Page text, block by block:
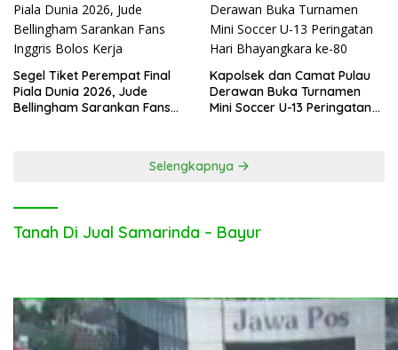
Segel Tiket Perempat Final
Piala Dunia 2026, Jude
Bellingham Sarankan Fans
Kapolsek dan Camat Pulau
Derawan Buka Turnamen
Mini Soccer U-13 Peringatan
Selengkapnya
Tanah Di Jual Samarinda – Bayur